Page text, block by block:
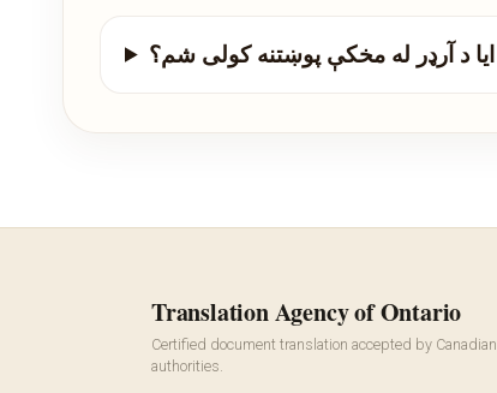
ایا د آرډر له مخکې پوښتنه کولی شم؟
Translation Agency of Ontario
Certified document translation accepted by Canadian
authorities.